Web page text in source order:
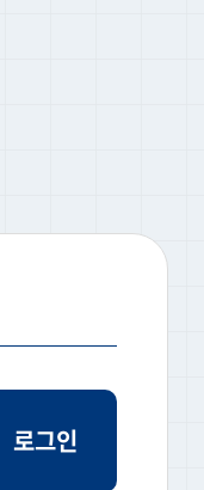
로그인